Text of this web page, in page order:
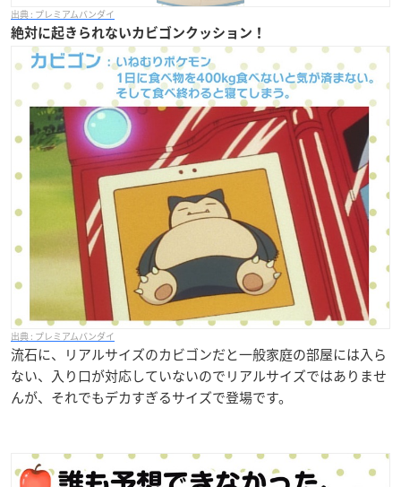
プレミアムバンダイ
絶対に起きられないカビゴンクッション！
プレミアムバンダイ
流石に、リアルサイズのカビゴンだと一般家庭の部屋には入ら
ない、入り口が対応していないのでリアルサイズではありませ
んが、それでもデカすぎるサイズで登場です。